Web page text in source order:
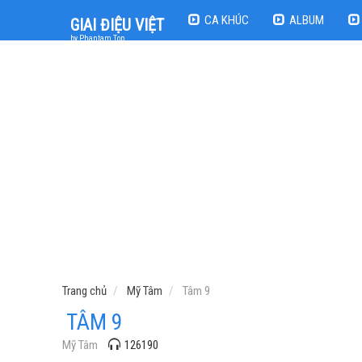
GIAI ĐIỆU VIỆT
by Phantam Top
CA KHÚC ALBUM
Trang chủ Mỹ Tâm Tâm 9
TÂM 9
Mỹ Tâm 126190